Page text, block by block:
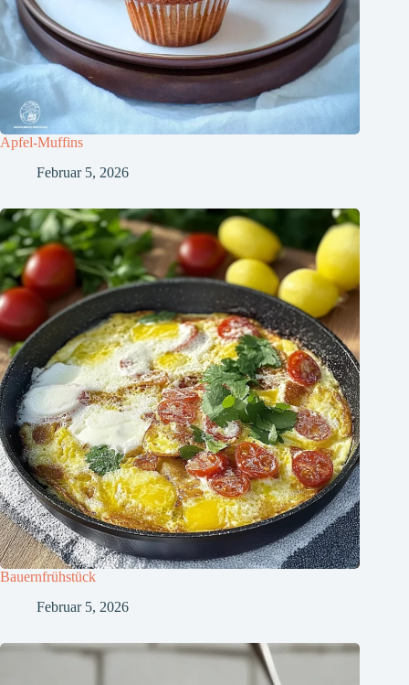
Apfel-Muffins
Februar 5, 2026
Bauernfrühstück
Februar 5, 2026